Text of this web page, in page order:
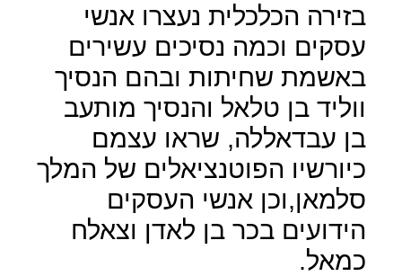
בזירה הכלכלית נעצרו אנשי
עסקים וכמה נסיכים עשירים
באשמת שחיתות ובהם הנסיך
ווליד בן טלאל והנסיך מותעב
בן עבדאללה, שראו עצמם
כיורשיו הפוטנציאלים של המלך
סלמאן,וכן אנשי העסקים
הידועים בכר בן לאדן וצאלח
כמאל.